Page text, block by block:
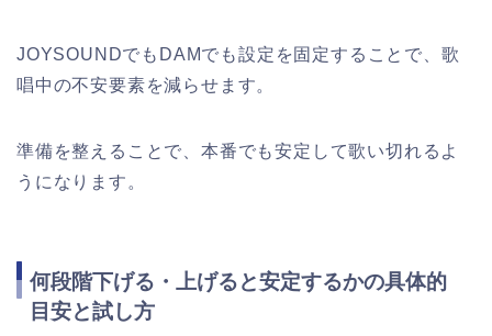
JOYSOUNDでもDAMでも設定を固定することで、歌
唱中の不安要素を減らせます。
準備を整えることで、本番でも安定して歌い切れるよ
うになります。
何段階下げる・上げると安定するかの具体的
目安と試し方